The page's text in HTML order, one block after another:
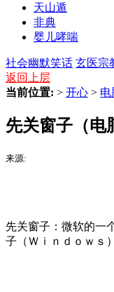
天山遁
非典
婴儿哮喘
社会幽默笑话 玄医宗
返回上层
当前位置: > 开心 > 电
先关窗子（电
来源:
先关窗子：微软的一
子（Ｗｉｎｄｏｗｓ